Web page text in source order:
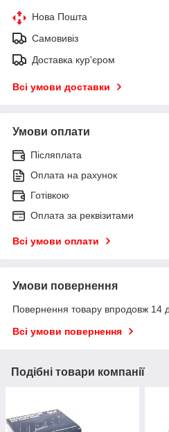
Нова Пошта
Самовивіз
Доставка кур'єром
Всі умови доставки
Умови оплати
Післяплата
Оплата на рахунок
Готівкою
Оплата за реквізитами
Всі умови оплати
Умови повернення
Повернення товару впродовж 14
Всі умови повернення
Подібні товари компанії